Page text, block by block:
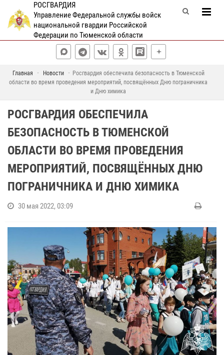
РОСГВАРДИЯ
Управление Федеральной службы войск
национальной гвардии Российской
Федерации по Тюменской области
Главная Новости
Росгвардия обеспечила безопасность в Тюменской
области во время проведения мероприятий, посвящённых Дню пограничника
и Дню химика
РОСГВАРДИЯ ОБЕСПЕЧИЛА
БЕЗОПАСНОСТЬ В ТЮМЕНСКОЙ
ОБЛАСТИ ВО ВРЕМЯ ПРОВЕДЕНИЯ
МЕРОПРИЯТИЙ, ПОСВЯЩЁННЫХ ДНЮ
ПОГРАНИЧНИКА И ДНЮ ХИМИКА
30 мая 2022, 03:09